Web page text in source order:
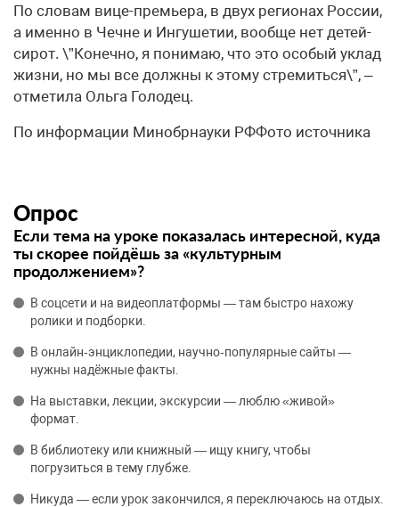
По словам вице-премьера, в двух регионах России,
а именно в Чечне и Ингушетии, вообще нет детей-
сирот. \”Конечно, я понимаю, что это особый уклад
жизни, но мы все должны к этому стремиться\”, –
отметила Ольга Голодец.
По информации Минобрнауки РФФото источника
Опрос
Если тема на уроке показалась интересной, куда
ты скорее пойдёшь за «культурным
продолжением»?
В соцсети и на видеоплатформы — там быстро нахожу
ролики и подборки.
В онлайн‑энциклопедии, научно‑популярные сайты —
нужны надёжные факты.
На выставки, лекции, экскурсии — люблю «живой»
формат.
В библиотеку или книжный — ищу книгу, чтобы
погрузиться в тему глубже.
Никуда — если урок закончился, я переключаюсь на отдых.